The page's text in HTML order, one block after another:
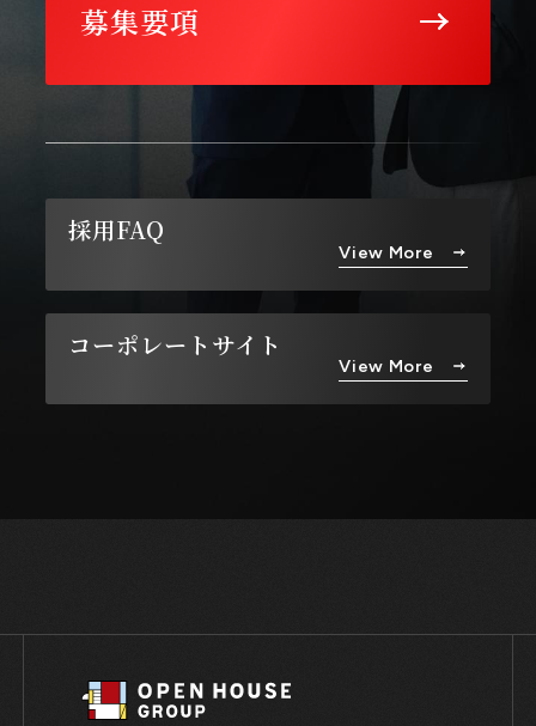
募集要項
採用FAQ
View More
コーポレートサイト
View More